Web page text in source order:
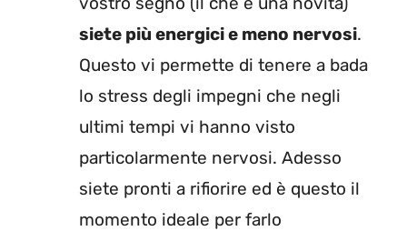
siete più energici e meno nervosi.
Questo vi permette di tenere a bada
lo stress degli impegni che negli
ultimi tempi vi hanno visto
particolarmente nervosi. Adesso
siete pronti a rifiorire ed è questo il
momento ideale per farlo